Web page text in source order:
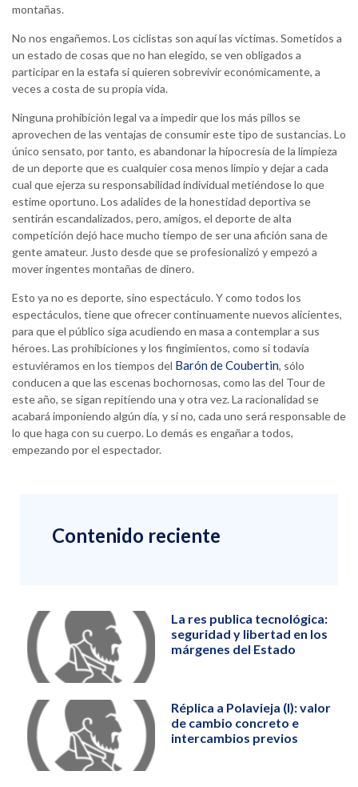
montañas.
No nos engañemos. Los ciclistas son aquí las víctimas. Sometidos a
un estado de cosas que no han elegido, se ven obligados a
participar en la estafa si quieren sobrevivir económicamente, a
veces a costa de su propia vida.
Ninguna prohibición legal va a impedir que los más pillos se
aprovechen de las ventajas de consumir este tipo de sustancias. Lo
único sensato, por tanto, es abandonar la hipocresía de la limpieza
de un deporte que es cualquier cosa menos limpio y dejar a cada
cual que ejerza su responsabilidad individual metiéndose lo que
estime oportuno. Los adalides de la honestidad deportiva se
sentirán escandalizados, pero, amigos, el deporte de alta
competición dejó hace mucho tiempo de ser una afición sana de
gente amateur. Justo desde que se profesionalizó y empezó a
mover ingentes montañas de dinero.
Esto ya no es deporte, sino espectáculo. Y como todos los
espectáculos, tiene que ofrecer continuamente nuevos alicientes,
para que el público siga acudiendo en masa a contemplar a sus
héroes. Las prohibiciones y los fingimientos, como si todavía
estuviéramos en los tiempos del Barón de Coubertin, sólo
conducen a que las escenas bochornosas, como las del Tour de
este año, se sigan repitiendo una y otra vez. La racionalidad se
acabará imponiendo algún día, y si no, cada uno será responsable de
lo que haga con su cuerpo. Lo demás es engañar a todos,
empezando por el espectador.
Contenido reciente
La res publica tecnológica:
seguridad y libertad en los
márgenes del Estado
Réplica a Polavieja (I): valor
de cambio concreto e
intercambios previos